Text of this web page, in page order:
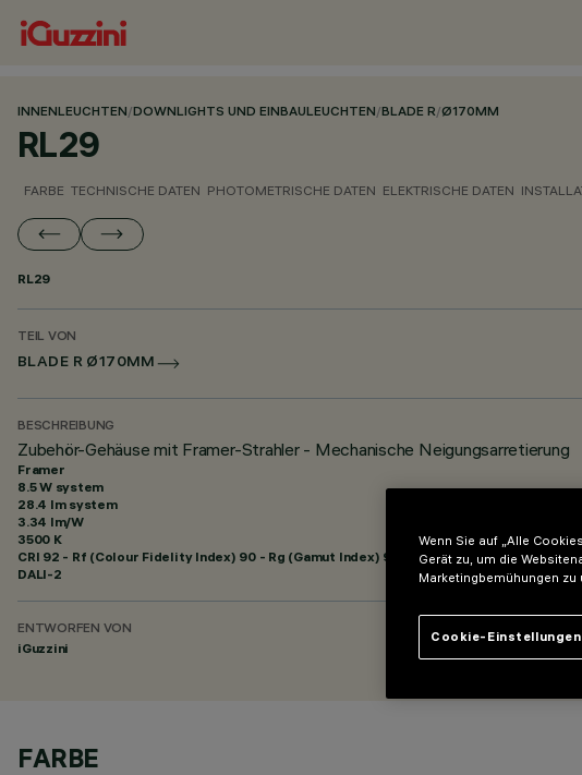
INNENLEUCHTEN/DOWNLIGHTS UND EINBAULEUCHTEN/BLADE R/Ø170MM
RL29
FARBE TECHNISCHE DATEN PHOTOMETRISCHE DATEN ELEKTRISCHE DATEN
RL29
TEIL VON
BLADE R Ø170MM
BESCHREIBUNG
Zubehör-Gehäuse mit Framer-Strahler - Mechanische Neigungsarretierung
Framer
8.5 W system
28.4 lm system
3.34 lm/W
3500 K
CRI 92 - Rf (Colour Fidelity Index) 90 - Rg (Gamut Index) 98
DALI-2
ENTWORFEN VON
iGuzzini
FARBE
Wenn Sie auf „Alle
Gerät zu, um die
Marketingbemühungen zu
Cookie-Einstellungen